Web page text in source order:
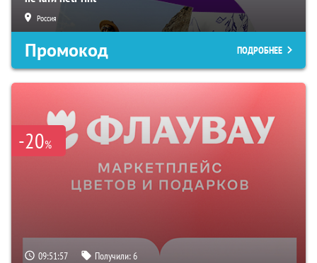
Россия
Промокод ПОДРОБНЕЕ
-20%
09:51:56 Получили:6